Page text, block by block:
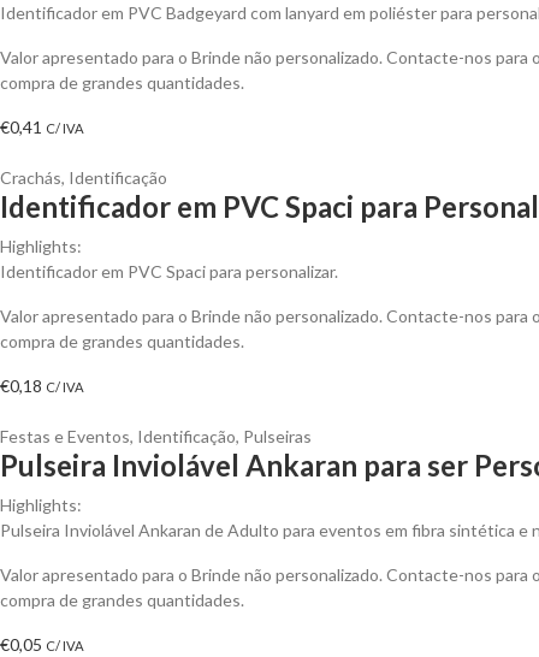
Identificador em PVC Badgeyard com lanyard em poliéster para
Valor apresentado para o Brinde não personalizado. Contacte-nos para
compra de grandes quantidades.
€0,41 C/ IVA
Crachás, Identificação
Identificador em PVC Spaci para
Highlights:
Identificador em PVC Spaci para personalizar.
Valor apresentado para o Brinde não personalizado. Contacte-nos para
compra de grandes quantidades.
€0,18 C/ IVA
Festas e Eventos, Identificação, Pulseiras
Pulseira Inviolável Ankaran para ser
Highlights:
Pulseira Inviolável Ankaran de Adulto para eventos em fibra sintética e
Valor apresentado para o Brinde não personalizado. Contacte-nos para
compra de grandes quantidades.
€0,05 C/ IVA